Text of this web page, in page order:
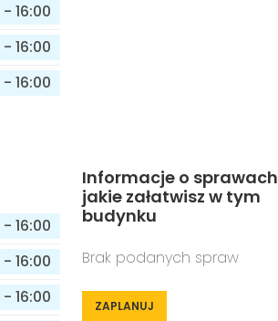
- 16:00
- 16:00
- 16:00
- 16:00
- 16:00
- 16:00
Informacje o sprawach
jakie załatwisz w tym
budynku
Brak podanych spraw
ZAPLANUJ